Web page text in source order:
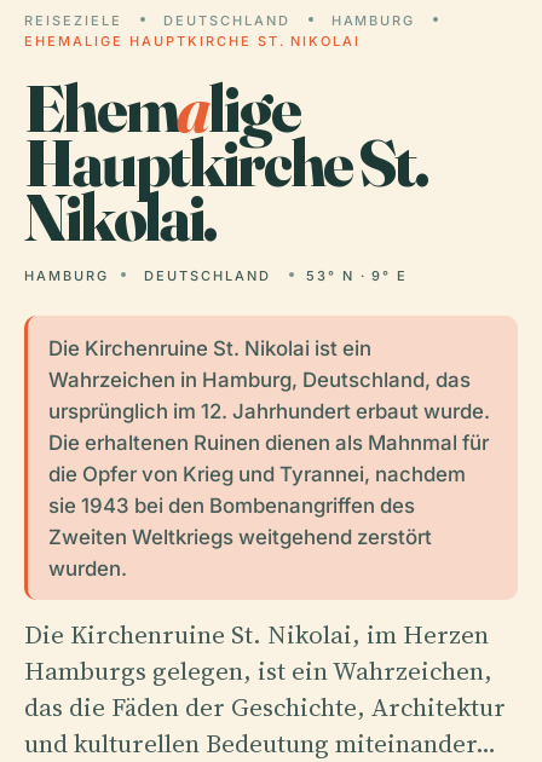
REISEZIELE DEUTSCHLAND
HAMBURG
EHEMALIGE HAUPTKIRCHE ST. NIKOLAI
Ehemalige
Hauptkirche St.
Nikolai.
HAMBURG DEUTSCHLAND 53° N · 9° E
Die Kirchenruine St. Nikolai ist ein
Wahrzeichen in Hamburg, Deutschland, das
ursprünglich im 12. Jahrhundert erbaut wurde.
Die erhaltenen Ruinen dienen als Mahnmal für
die Opfer von Krieg und Tyrannei, nachdem
sie 1943 bei den Bombenangriffen des
Zweiten Weltkriegs weitgehend zerstört
wurden.
Die Kirchenruine St. Nikolai, im Herzen
Hamburgs gelegen, ist ein Wahrzeichen,
das die Fäden der Geschichte, Architektur
und kulturellen Bedeutung miteinander…